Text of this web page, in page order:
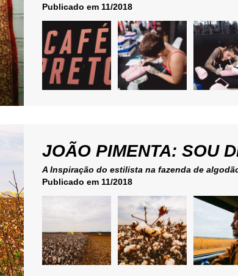
Publicado em 11/2018
JOÃO PIMENTA: SOU
A Inspiração do estilista na fazenda de
Publicado em 11/2018